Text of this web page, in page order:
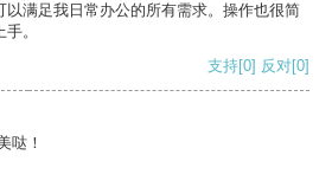
以满足我日常办公的所有需求。操作也很简
。
支持[0] 反对[0]
哒！